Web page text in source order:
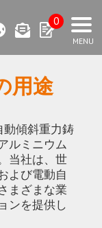
0
用途
動傾斜重力鋳
ルミニウム
当社は、世
よび電動自
まざまな業
ンを提供し